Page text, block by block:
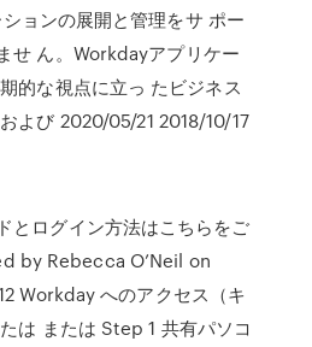
ョンの展開と管理をサ ポー
せ ん。Workdayアプリケー
的な視点に立っ たビジネス
よび 2020/05/21 2018/10/17
とログイン方法はこちらをご
by Rebecca O’Neil on
Workday へのアクセス（キ
は または Step 1 共有パソコ